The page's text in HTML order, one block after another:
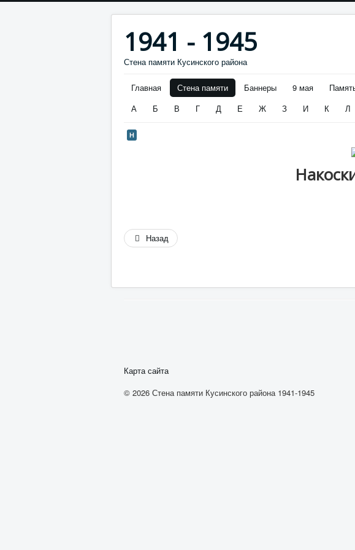
1941 - 1945
Стена памяти Кусинского района
Главная Стена памяти Баннеры 9 мая
А
Б В Г Д Е Ж З И К Л
Н
Назад
Карта сайта
© 2026 Стена памяти Кусинского района 1941-1945